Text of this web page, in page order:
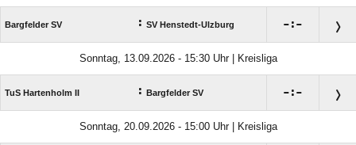
Bargfelder SV : SV Henstedt-Ulzburg :
Sonntag, 13.09.2026 - 15:30 Uhr | Kreisliga
TuS Hartenholm II : Bargfelder SV :
Sonntag, 20.09.2026 - 15:00 Uhr | Kreisliga